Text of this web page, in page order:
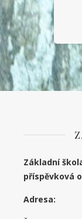
Základní
příspěvková
Adresa: